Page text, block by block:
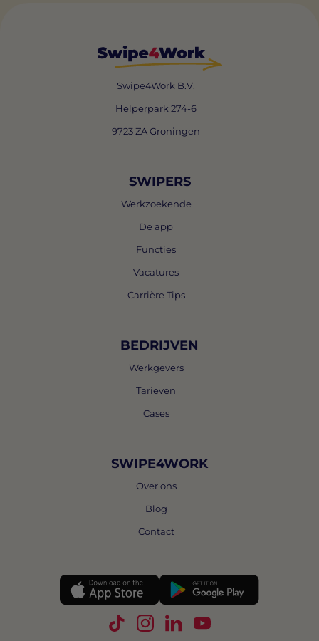
Swipe4Work B.V.
Helperpark 274-6
9723 ZA Groningen
SWIPERS
Werkzoekende
De app
Functies
Vacatures
Carrière Tips
BEDRIJVEN
Werkgevers
Tarieven
Cases
SWIPE4WORK
Over ons
Blog
Contact
Volg Swipe4Work op TikTok
Volg Swipe4Work op
Volg Swipe4Work op
Volg Swipe4Work